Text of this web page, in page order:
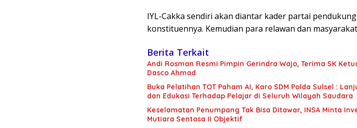
IYL-Cakka sendiri akan diantar kader partai
konstituennya. Kemudian para relawan dan
Berita Terkait
Andi Rosman Resmi Pimpin Gerindra Wajo, Terima SK
Dasco Ahmad
Buka Pelatihan TOT Paham AI, Karo SDM Polda Sulsel :
dan Edukasi Terhadap Pelajar di Seluruh Wilayah Saudara
Keselamatan Penumpang Tak Bisa Ditawar, INSA Minta
Mutiara Sentosa II Objektif